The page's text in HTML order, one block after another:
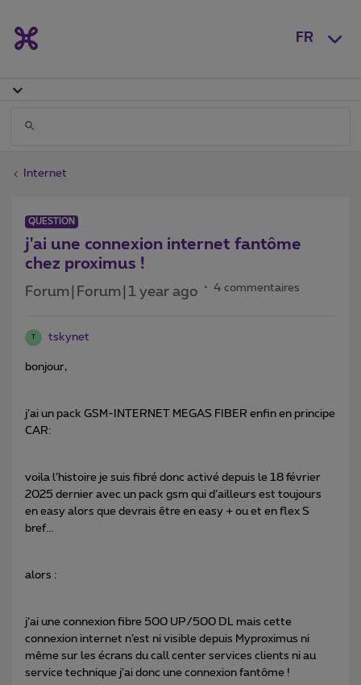
FR
Internet
QUESTION
j'ai une connexion internet fantôme
chez proximus !
Forum|Forum|1 year ago 4 commentaires
tskynet
bonjour,
j’ai un pack GSM-INTERNET MEGAS FIBER enfin en principe
CAR:
voila l’histoire je suis fibré donc activé depuis le 18 février
2025 dernier avec un pack gsm qui d’ailleurs est toujours
en easy alors que devrais être en easy + ou et en flex S
bref...
alors :
j’ai une connexion fibre 500 UP/500 DL mais cette
connexion internet n’est ni visible depuis Myproximus ni
même sur les écrans du call center services clients ni au
service technique j’ai donc une connexion fantôme !